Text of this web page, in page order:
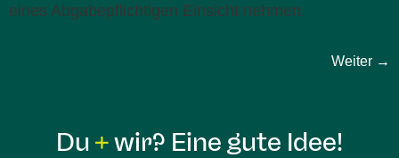
eines Abgabepflichtigen Einsicht nehmen.
Weiter →
Du wir? Eine gute Idee!